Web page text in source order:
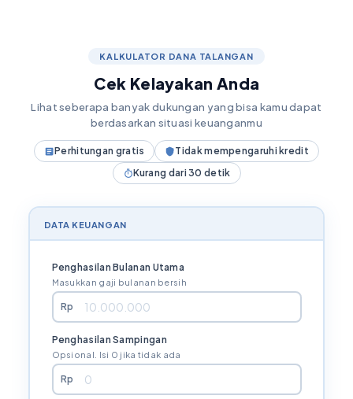
KALKULATOR DANA TALANGAN
Cek Kelayakan Anda
Lihat seberapa banyak dukungan yang bisa kamu dapat
berdasarkan situasi keuanganmu
Perhitungan gratis
Tidak mempengaruhi kredit
Kurang dari 30 detik
DATA KEUANGAN
Penghasilan Bulanan Utama
Masukkan gaji bulanan bersih
Rp
Penghasilan Sampingan
Opsional. Isi 0 jika tidak ada
Rp